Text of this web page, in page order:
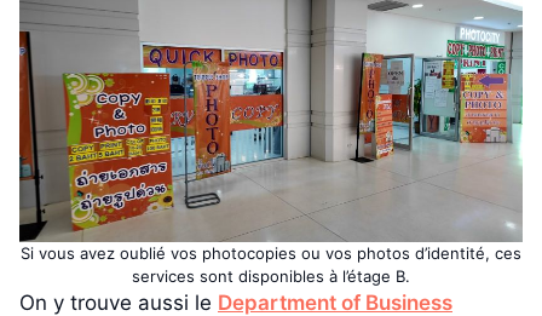
Si vous avez oublié vos photocopies ou vos photos d’identité, ces
services sont disponibles à l’étage B.
On y trouve aussi le Department of Business